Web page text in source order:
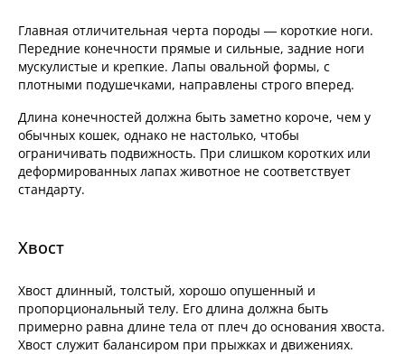
Главная отличительная черта породы — короткие ноги.
Передние конечности прямые и сильные, задние ноги
мускулистые и крепкие. Лапы овальной формы, с
плотными подушечками, направлены строго вперед.
Длина конечностей должна быть заметно короче, чем у
обычных кошек, однако не настолько, чтобы
ограничивать подвижность. При слишком коротких или
деформированных лапах животное не соответствует
стандарту.
Хвост
Хвост длинный, толстый, хорошо опушенный и
пропорциональный телу. Его длина должна быть
примерно равна длине тела от плеч до основания хвоста.
Хвост служит балансиром при прыжках и движениях.